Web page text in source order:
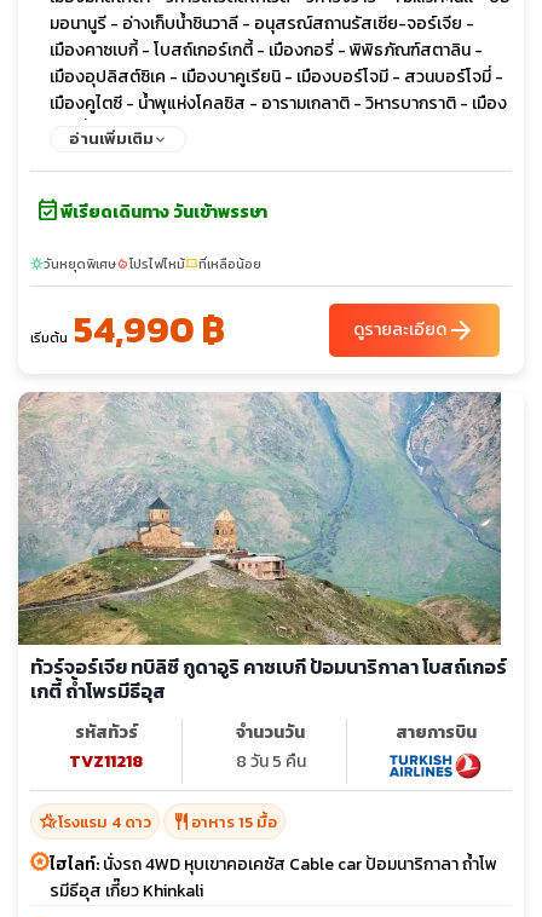
มอนานูรี - อ่างเก็บน้ำชินวาลี - อนุสรณ์สถานรัสเซีย-จอร์เจีย -
เมืองคาซเบกี้ - โบสถ์เกอร์เกตี้ - เมืองกอรี่ - พิพิธภัณฑ์สตาลิน -
เมืองอุปลิสต์ซิเค - เมืองบาคูเรียนิ - เมืองบอร์โจมี - สวนบอร์โจมี่ -
เมืองคูไตซี - น้ำพุแห่งโคลซิส - อารามเกลาติ - วิหารบากราติ - เมือง
บาทูมี่ - แกรนด์ ช้อปปิ้ง มอลล์ - อนุสรณ์แห่งความรักอาลีและนีโน่ -
อ่านเพิ่มเติม
event_availableพีเรียดเดินทาง วันเข้าพรรษา
sunnyวันหยุดพิเศษlocal_fire_departmentโปรไฟไหม้confirmation_numberที่เหลือน้อย
เริ่มต้น 54,990 ฿ ดูรายละเอียดarrow_forward
ทัวร์จอร์เจีย ทบิลิซี กูดาอูริ คาซเบกี ป้อมนาริกาลา โบสถ์เกอร์
เกตี้ ถ้ำโพรมีธีอุส
รหัสทัวร์
TVZ11218
จำนวนวัน
8 วัน 5 คืน
สายการบิน
hotel_classโรงแรม 4 ดาว restaurant อาหาร 15 มื้อ
ไฮไลท์:นั่งรถ 4WD หุบเขาคอเคซัส Cable car ป้อมนาริกาลา ถ้ำโพ
รมีธีอุส เกี๊ยว Khinkali